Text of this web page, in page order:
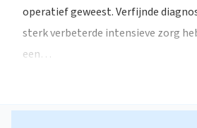
operatief geweest. Verfijnde
sterk verbeterde intensieve zorg
een…